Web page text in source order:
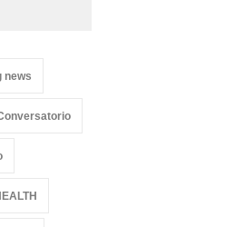
news